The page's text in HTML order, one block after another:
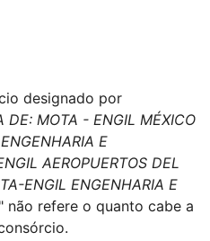
designado por
DE: MOTA - ENGIL MÉXICO
E
AEROPUERTOS DEL
ENGIL ENGENHARIA E
" não refere o quanto cabe a